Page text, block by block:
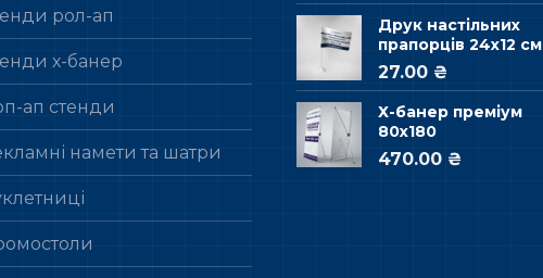
рол-ап
х-банер
ап стенди
намети та шатри
Друк настільних
прапорців 24х12 см
27.00 ₴
Х-банер преміум
80х180
470.00 ₴